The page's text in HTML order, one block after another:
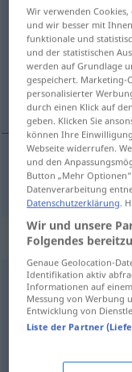
atrayente
Übersicht aller
(Für mehr Details die
anziehend,
anziehend,
irresistible,
insoportable,
Wir verwenden
und wir besser mit
funktionale und
und der statistischen
werden auf Grundlage
gespeichert. Marketing-
personalisierter
durch einen Klick auf
geben. Klicken Sie
können Ihre
Webseite widerrufen.
und den
Button „Mehr
Datenverarbeitung
Datenschutzerklärung.
Wir und unsere
Folgendes
Genaue Geolocation-
Identifikation aktiv
Informationen auf
Messung von Werbung
Entwicklung von
Liste der Partner